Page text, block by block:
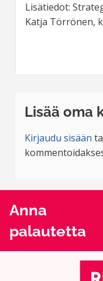
Lisätiedot:
Katja Törrönen,
Lisää oma
Kirjaudu sisään
Anna
palautetta